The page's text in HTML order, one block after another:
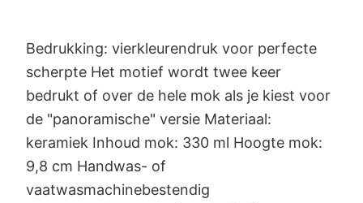
Bedrukking: vierkleurendruk voor perfecte
scherpte Het motief wordt twee keer
bedrukt of over de hele mok als je kiest voor
de "panoramische" versie Materiaal:
keramiek Inhoud mok: 330 ml Hoogte mok:
9,8 cm Handwas- of
vaatwasmachinebestendig